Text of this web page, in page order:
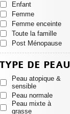
MEDELA
MELVITA
MODILAC
MUSTELA
NATESSANCE
NHCO
NUTRITION
NUK
NUTERGIA
NUTRISANTE
OMEGA
Raffermissant
Réparateur
Sexualité
Quotidien
Stress / Sommeil
Ventre plat
Vergetures
Nutritif
Grossesse
Enfant
Femme
Femme enceinte
Toute la famille
Post Ménopause
TYPE DE PEAU
Peau atopique &
sensible
Peau normale
Peau mixte à
grasse